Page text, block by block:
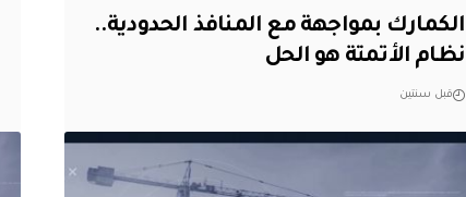
الكمارك بمواجهة مع المنافذ الحدودية..
نظام الأتمتة هو الحل
قبل سنتين